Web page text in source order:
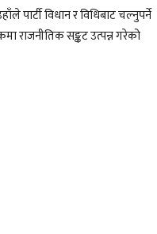
पार्टी विधान र विधिबाट चल्नुपर्ने
राजनीतिक सङ्कट उत्पन्न गरेको